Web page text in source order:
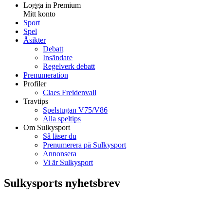
Logga in Premium
Mitt konto
Sport
Spel
Åsikter
Debatt
Insändare
Regelverk debatt
Prenumeration
Profiler
Claes Freidenvall
Travtips
Spelstugan V75/V86
Alla speltips
Om Sulkysport
Så läser du
Prenumerera på Sulkysport
Annonsera
Vi är Sulkysport
Sulkysports nyhetsbrev